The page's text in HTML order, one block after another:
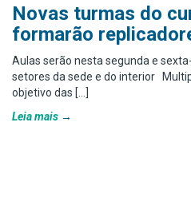
Novas turmas do
formarão
Aulas serão nesta segunda e
setores da sede e do interior
objetivo das […]
Leia mais